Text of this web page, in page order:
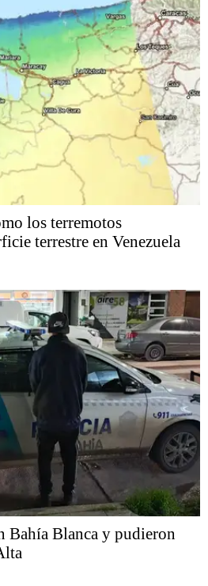
los terremotos
terrestre en Venezuela
Bahía Blanca y pudieron